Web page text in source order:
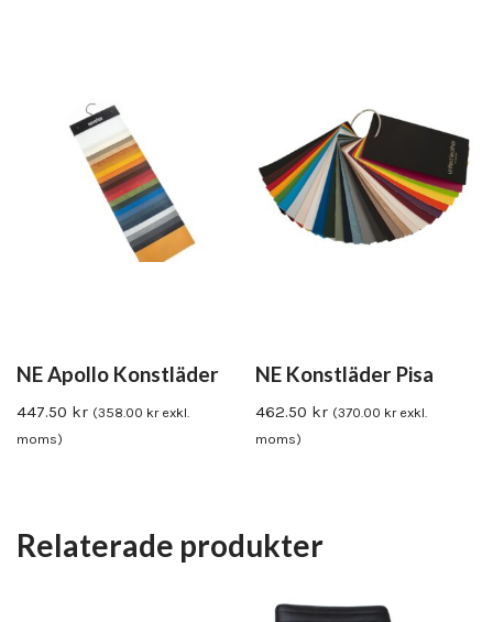
NE Apollo Konstläder
447.50 kr (358.00 krexkl.
moms)
NE Konstläder Pisa
462.50 kr (370.00 krexkl.
moms)
Relaterade produkter